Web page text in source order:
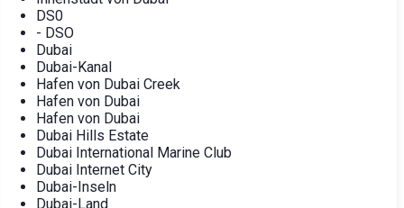
DS0
- DSO
Dubai
Dubai-Kanal
Hafen von Dubai Creek
Hafen von Dubai
Hafen von Dubai
Dubai Hills Estate
Dubai International Marine Club
Dubai Internet City
Dubai-Inseln
Dubai-Land